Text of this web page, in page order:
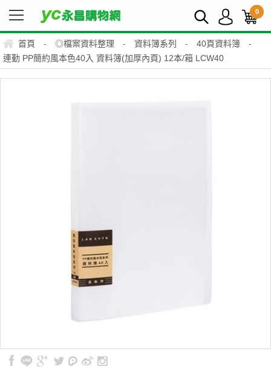
0
首頁 - ◎檔案資料整理 - 資料簿系列 - 40頁資料簿
-
連勤 PP簡約風本色40入 資料簿(加厚內頁) 12本/箱 LCW40